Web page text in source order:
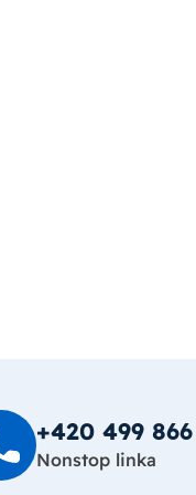
+420 499
Nonstop linka